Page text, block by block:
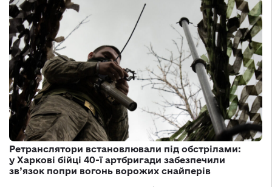
Ретранслятори встановлювали під обстрілами:
у Харкові бійці 40-ї артбригади забезпечили
зв’язок попри вогонь ворожих снайперів